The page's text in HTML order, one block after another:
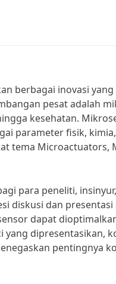
berbagai inovasi
pesat adalah
kesehatan.
parameter fisik,
tema Microactuators,
para peneliti,
diskusi dan
dapat
dipresentasikan,
pentingnya